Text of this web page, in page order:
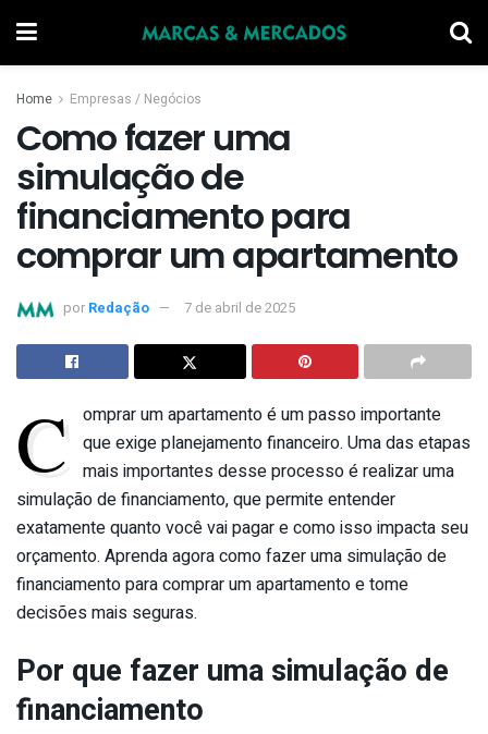
Home Empresas / Negócios
Como fazer uma
simulação de
financiamento para
comprar um apartamento
por Redação 7 de abril de 2025
C
omprar um apartamento é um passo importante
que exige planejamento financeiro. Uma das etapas
mais importantes desse processo é realizar uma
simulação de financiamento, que permite entender
exatamente quanto você vai pagar e como isso impacta seu
orçamento. Aprenda agora como fazer uma simulação de
financiamento para comprar um apartamento e tome
decisões mais seguras.
Por que fazer uma simulação de
financiamento